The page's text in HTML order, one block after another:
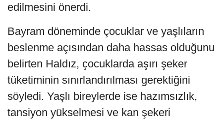
edilmesini önerdi.
Bayram döneminde çocuklar ve yaşlıların
beslenme açısından daha hassas olduğunu
belirten Haldız, çocuklarda aşırı şeker
tüketiminin sınırlandırılması gerektiğini
söyledi. Yaşlı bireylerde ise hazımsızlık,
tansiyon yükselmesi ve kan şekeri